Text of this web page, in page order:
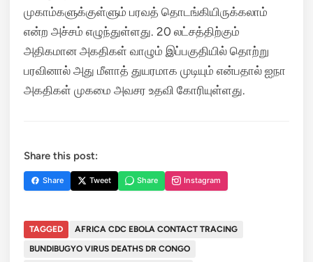
முகாம்களுக்குள்ளும் பரவத் தொடங்கியிருக்கலாம்
என்ற அச்சம் எழுந்துள்ளது. 20 லட்சத்திற்கும்
அதிகமான அகதிகள் வாழும் இப்பகுதியில் தொற்று
பரவினால் அது மீளாத் துயரமாக முடியும் என்பதால் ஐநா
அகதிகள் முகமை அவசர உதவி கோரியுள்ளது.
Share this post:
Share Tweet Share Instagram
TAGGED
AFRICA CDC EBOLA CONTACT TRACING
BUNDIBUGYO VIRUS DEATHS DR CONGO